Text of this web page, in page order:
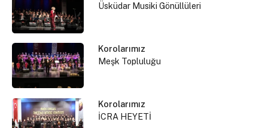
Üsküdar Musiki Gönüllüleri
Korolarımız
Meşk Topluluğu
Korolarımız
İCRA HEYETİ